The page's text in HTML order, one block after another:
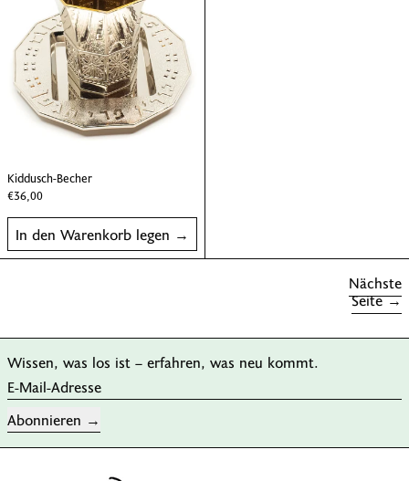
Kiddusch-Becher
€36,00
In den Warenkorb legen
Nächste
Seite
Wissen, was los ist – erfahren, was neu kommt.
E-Mail-Adresse
Abonnieren